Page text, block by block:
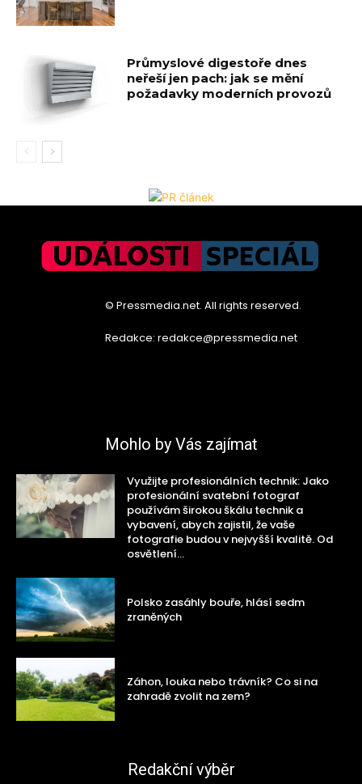
Průmyslové digestoře dnes
neřeší jen pach: jak se mění
požadavky moderních provozů
© Pressmedia.net. All rights reserved.
Redakce: redakce@pressmedia.net
Mohlo by Vás zajímat
Využijte profesionálních technik: Jako
profesionální svatební fotograf
používám širokou škálu technik a
vybavení, abych zajistil, že vaše
fotografie budou v nejvyšší kvalitě. Od
osvětlení...
Polsko zasáhly bouře, hlásí sedm
zraněných
Záhon, louka nebo trávník? Co si na
zahradě zvolit na zem?
Redakční výběr